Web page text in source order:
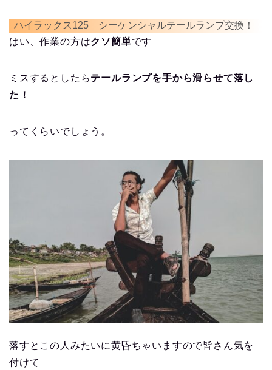
ハイラックス125 シーケンシャルテールランプ交換！
はい、作業の方はクソ簡単です
ミスするとしたらテールランプを手から滑らせて落し
た！
ってくらいでしょう。
落すとこの人みたいに黄昏ちゃいますので皆さん気を
付けて